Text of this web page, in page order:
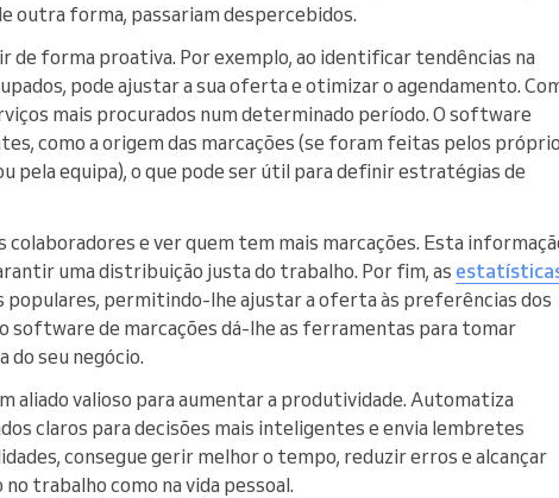
outra forma, passariam despercebidos.
de forma proativa. Por exemplo, ao identificar tendências na
pode ajustar a sua oferta e otimizar o agendamento.
mais procurados num determinado período. O software
como a origem das marcações (se foram feitas pelos
pela equipa), o que pode ser útil para definir estratégias de
colaboradores e ver quem tem mais marcações. Esta
uma distribuição justa do trabalho. Por fim, as
populares, permitindo-lhe ajustar a oferta às preferências dos
software de marcações dá-lhe as ferramentas para tomar
do seu negócio.
aliado valioso para aumentar a produtividade. Automatiza
claros para decisões mais inteligentes e envia lembretes
consegue gerir melhor o tempo, reduzir erros e alcançar
trabalho como na vida pessoal.